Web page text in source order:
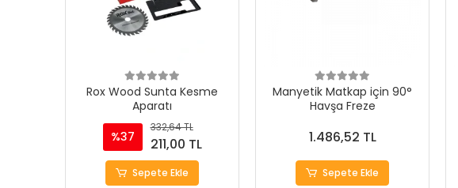
Rox Wood Sunta Kesme
Aparatı
%37
332,64 TL
211,00 TL
Sepete Ekle
Manyetik Matkap için 90°
Havşa Freze
1.486,52 TL
Sepete Ekle